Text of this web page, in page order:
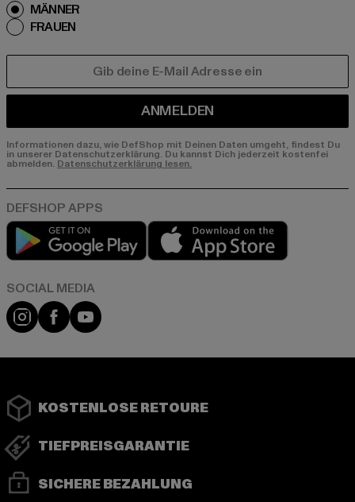
MÄNNER
FRAUEN
ANMELDEN
Informationen dazu, wie DefShop mit Deinen Daten umgeht, findest Du
in unserer Datenschutzerklärung. Du kannst Dich jederzeit kostenfei
abmelden.Datenschutzerklärung lesen.
Play market
Instagram
FacebookYouTube
KOSTENLOSE RETOURE
TIEFPREISGARANTIE
SICHERE BEZAHLUNG